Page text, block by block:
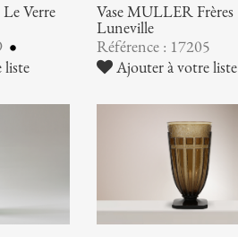
Verre
Vase MULLER Frères
Luneville
Référence : 17205
Ajouter à votre liste